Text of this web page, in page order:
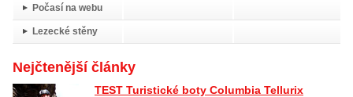
Počasí na webu
Lezecké stěny
Nejčtenější články
TEST Turistické boty Columbia Tellurix